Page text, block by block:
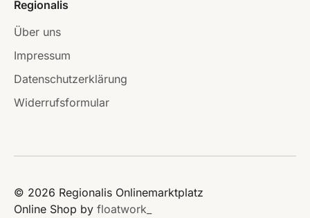
Regionalis
Über uns
Impressum
Datenschutzerklärung
Widerrufsformular
© 2026 Regionalis Onlinemarktplatz
Online Shop by floatwork_